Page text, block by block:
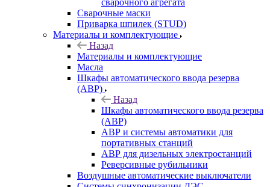
сварочного агрегата
Сварочные маски
Приварка шпилек (STUD)
Материалы и комплектующие
Назад
Материалы и комплектующие
Масла
Шкафы автоматического ввода резерва
(АВР)
Назад
Шкафы автоматического ввода резерва
(АВР)
АВР и системы автоматики для
портативных станций
АВР для дизельных электростанций
Реверсивные рубильники
Воздушные автоматические выключатели